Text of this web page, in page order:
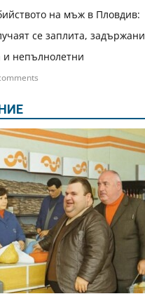
на мъж в Пловдив:
се заплита, задържани
и непълнолетни